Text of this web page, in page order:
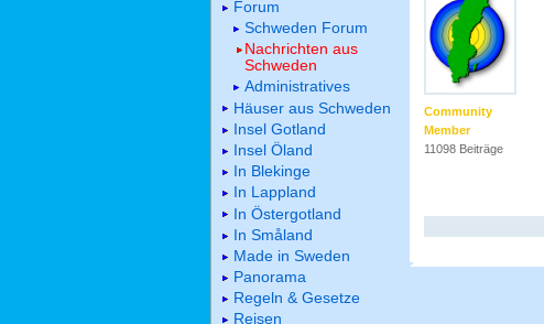
Community
Member
11098 Beiträge
Forum
Schweden Forum
Nachrichten aus
Schweden
Administratives
Häuser aus Schweden
Insel Gotland
Insel Öland
In Blekinge
In Lappland
In Östergotland
In Småland
Made in Sweden
Panorama
Regeln & Gesetze
Reisen